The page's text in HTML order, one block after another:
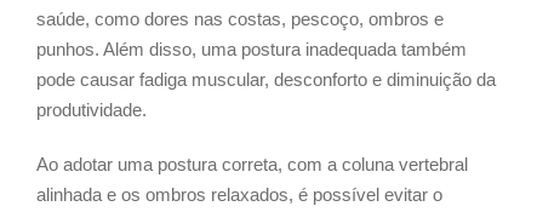
saúde, como dores nas costas, pescoço, ombros e
punhos. Além disso, uma postura inadequada também
pode causar fadiga muscular, desconforto e diminuição da
produtividade.
Ao adotar uma postura correta, com a coluna vertebral
alinhada e os ombros relaxados, é possível evitar o